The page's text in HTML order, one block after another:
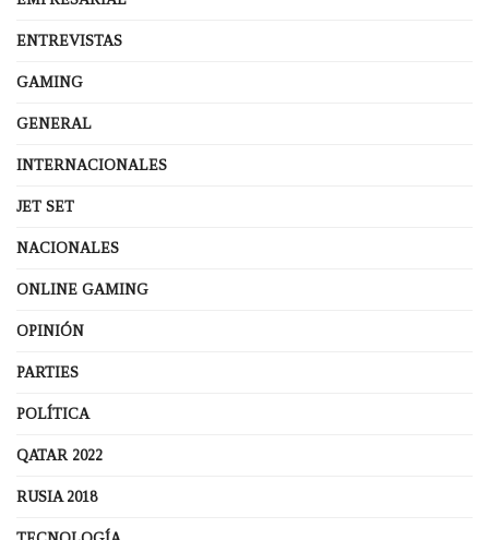
ENTREVISTAS
GAMING
GENERAL
INTERNACIONALES
JET SET
NACIONALES
ONLINE GAMING
OPINIÓN
PARTIES
POLÍTICA
QATAR 2022
RUSIA 2018